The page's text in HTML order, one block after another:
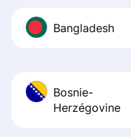
Bangladesh
Bosnie-
Herzégovine